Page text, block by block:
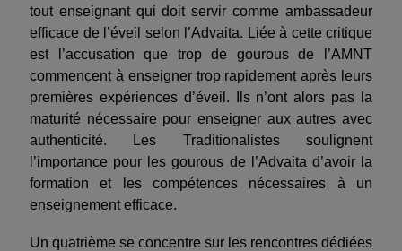
tout enseignant qui doit servir comme ambassadeur
efficace de l’éveil selon l’Advaita. Liée à cette critique
est l’accusation que trop de gourous de l’AMNT
commencent à enseigner trop rapidement après leurs
premières expériences d’éveil. Ils n’ont alors pas la
maturité nécessaire pour enseigner aux autres avec
authenticité. Les Traditionalistes soulignent
l’importance pour les gourous de l’Advaita d’avoir la
formation et les compétences nécessaires à un
enseignement efficace.
Un quatrième se concentre sur les rencontres dédiées